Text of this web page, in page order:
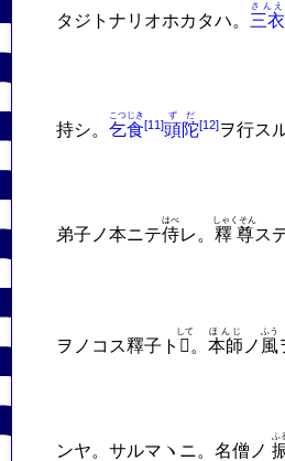
タジトナリオホカタハ。 三衣
さんえ
持シ。 乞食
こつじき
頭陀
ずだ
ヲ行ス
弟子ノ本ニテ侍
はべ
レ。 釋尊
しゃくそん
ス
ヲノコス釋子ト 𬼀
して
。 本師
ほんじ
ノ 風
ふう
ンヤ。サルマヽニ。名僧ノ
ふ